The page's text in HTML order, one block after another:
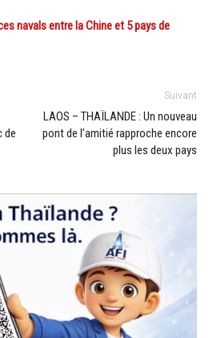
navals entre la Chine et 5 pays de
de
Suivant
LAOS – THAÏLANDE : Un nouveau
pont de l’amitié rapproche encore
plus les deux pays